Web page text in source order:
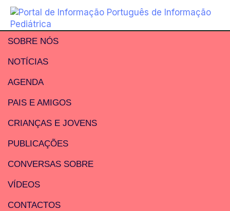
SOBRE NÓS
NOTÍCIAS
AGENDA
PAIS E AMIGOS
CRIANÇAS E JOVENS
PUBLICAÇÕES
CONVERSAS SOBRE
VÍDEOS
CONTACTOS